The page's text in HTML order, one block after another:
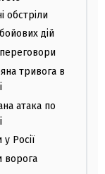
обстріли
дій
тривога в
атака по
Росії
ворога